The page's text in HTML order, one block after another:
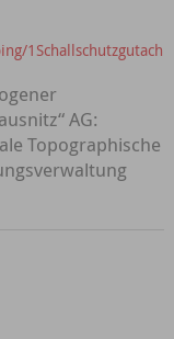
1Schallschutzgutach
AG:
Topographische